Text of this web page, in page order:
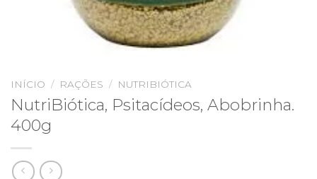
INÍCIO / RAÇÕES / NUTRIBIÓTICA
NutriBiótica, Psitacídeos, Abobrinha.
400g